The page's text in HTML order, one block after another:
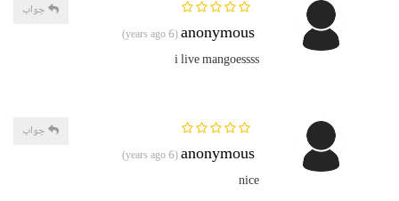
anonymous
(6 years ago)
i live mangoessss
جواب
anonymous
(6 years ago)
nice
جواب